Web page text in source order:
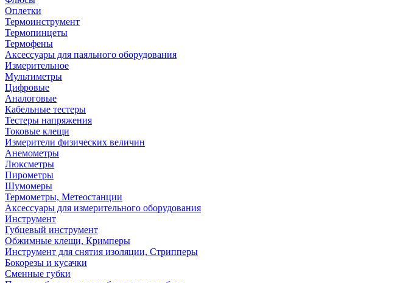
Оплетки
Термоинструмент
Термопинцеты
Термофены
Аксессуары для паяльного оборудования
Измерительное
Мультиметры
Цифровые
Аналоговые
Кабельные тестеры
Тестеры напряжения
Токовые клещи
Измерители физических величин
Анемометры
Люксметры
Пирометры
Шумомеры
Термометры, Метеостанции
Аксессуары для измерительного оборудования
Инструмент
Губцевый инструмент
Обжимные клещи, Кримперы
Инструмент для снятия изоляции, Стрипперы
Бокорезы и кусачки
Сменные губки